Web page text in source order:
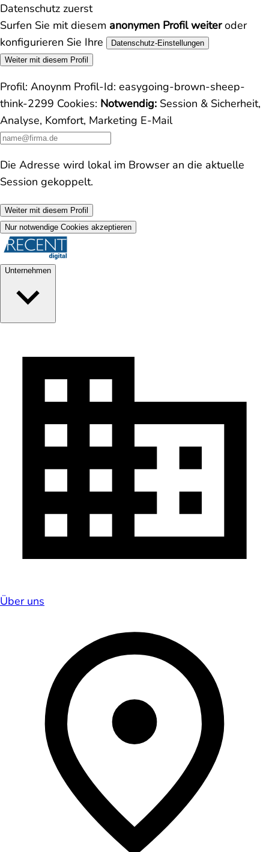
Datenschutz zuerst
Surfen Sie mit diesem anonymen Profil weiteroder
konfigurieren Sie Ihre
Datenschutz-Einstellungen
Weiter mit diesem Profil
Profil: Anoynm Profil-Id: easygoing-brown-sheep-
think-2299 Cookies: Notwendig: Session & Sicherheit,
Analyse, Komfort, Marketing E-Mail
Die Adresse wird lokal im Browser an die aktuelle
Session gekoppelt.
Weiter mit diesem Profil
Nur notwendige Cookies akzeptieren
Unternehmen
Über uns